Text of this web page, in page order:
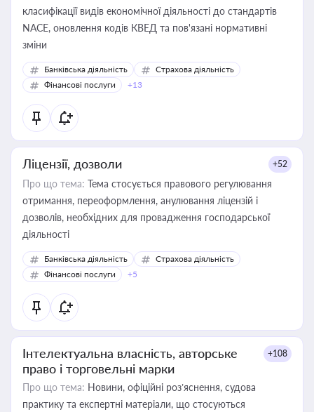
класифікації видів економічної діяльності до стандартів
NACE, оновлення кодів КВЕД та пов'язані нормативні
зміни
Банківська діяльність
Страхова діяльність
Фінансові послуги
+13
Ліцензії, дозволи +52
Про що тема: Тема стосується правового регулювання
отримання, переоформлення, анулювання ліцензій і
дозволів, необхідних для провадження господарської
діяльності
Банківська діяльність
Страхова діяльність
Фінансові послуги
+5
Інтелектуальна власність, авторське
право і торговельні марки
+108
Про що тема: Новини, офіційні роз’яснення, судова
практику та експертні матеріали, що стосуються